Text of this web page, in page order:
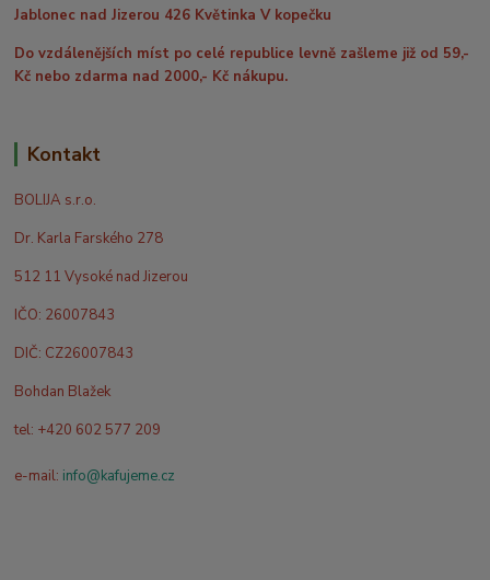
Jablonec nad Jizerou 426 Květinka V kopečku
Do vzdálenějších míst po celé republice levně zašleme již od 59,-
Kč nebo zdarma nad 2000,- Kč nákupu.
Kontakt
BOLIJA s.r.o.
Dr. Karla Farského 278
512 11 Vysoké nad Jizerou
IČO: 26007843
DIČ: CZ26007843
Bohdan Blažek
tel: +420 602 577 209
e-mail: info@kafujeme.cz